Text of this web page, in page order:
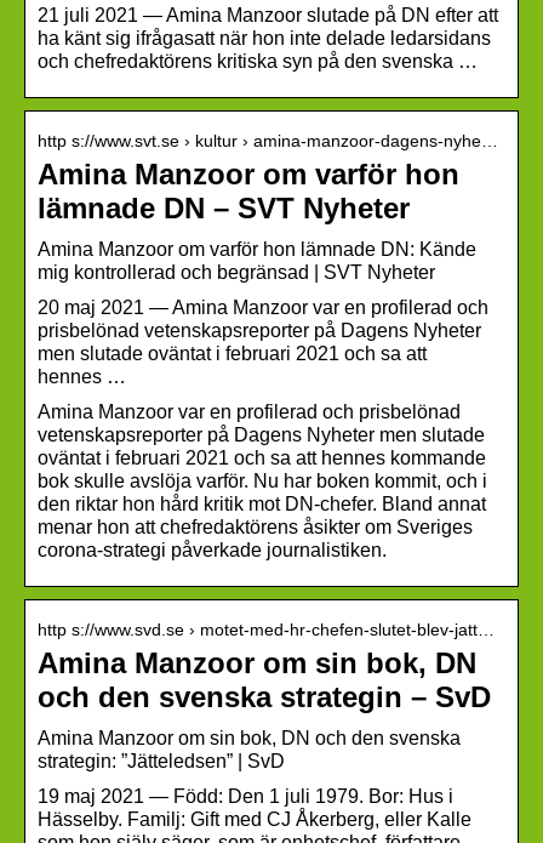
21 juli 2021 — Amina Manzoor slutade på DN efter att
ha känt sig ifrågasatt när hon inte delade ledarsidans
och chefredaktörens kritiska syn på den svenska …
http s://www.svt.se › kultur › amina-manzoor-dagens-nyhe…
Amina Manzoor om varför hon
lämnade DN – SVT Nyheter
Amina Manzoor om varför hon lämnade DN: Kände
mig kontrollerad och begränsad | SVT Nyheter
20 maj 2021 — Amina Manzoor var en profilerad och
prisbelönad vetenskapsreporter på Dagens Nyheter
men slutade oväntat i februari 2021 och sa att
hennes …
Amina Manzoor var en profilerad och prisbelönad
vetenskapsreporter på Dagens Nyheter men slutade
oväntat i februari 2021 och sa att hennes kommande
bok skulle avslöja varför. Nu har boken kommit, och i
den riktar hon hård kritik mot DN-chefer. Bland annat
menar hon att chefredaktörens åsikter om Sveriges
corona-strategi påverkade journalistiken.
http s://www.svd.se › motet-med-hr-chefen-slutet-blev-jatt…
Amina Manzoor om sin bok, DN
och den svenska strategin – SvD
Amina Manzoor om sin bok, DN och den svenska
strategin: ”Jätteledsen” | SvD
19 maj 2021 — Född: Den 1 juli 1979. Bor: Hus i
Hässelby. Familj: Gift med CJ Åkerberg, eller Kalle